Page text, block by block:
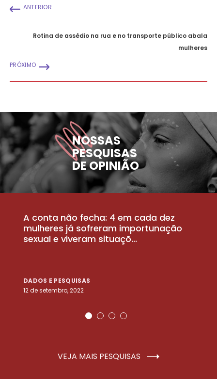
ANTERIOR
Rotina de assédio na rua e no transporte público abala
mulheres
PRÓXIMO
NOSSAS
PESQUISAS
DE OPINIÃO
A conta não fecha: 4 em cada dez
mulheres já sofreram importunação
sexual e viveram situaçõ...
DADOS E PESQUISAS
12 de setembro, 2022
VEJA MAIS PESQUISAS